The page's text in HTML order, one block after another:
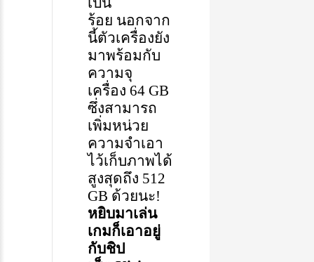
ร้อย นอกจาก
นี้ตัวเครื่องยัง
มาพร้อมกับ
ความจุ
เครื่อง 64 GB
ซึ่งสามารถ
เพิ่มหน่วย
ความจำเอา
ไว้เก็บภาพได้
สูงสุดถึง 512
GB ด้วยนะ!
หยิบมาเล่น
เกมก็เอาอยู่
กับชิป